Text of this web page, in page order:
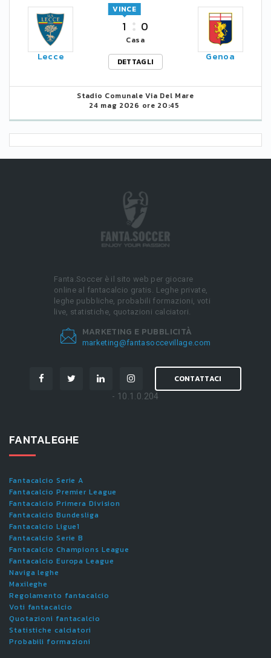
Lecce
1
VINCE
0
Casa
DETTAGLI
Genoa
Stadio Comunale Via Del Mare
24 mag 2026 ore 20:45
Fanta.Soccer è il sito web per giocare
online al fantacalcio gratis. Leghe private,
leghe pubbliche, probabili formazioni, voti
live, statistiche, quotazioni calciatori.
MARKETING E PUBBLICITÀ
marketing@fantasoccevillage.com
CONTATTACI
- 10.1.0.204
FANTALEGHE
Fantacalcio Serie A
Fantacalcio Premier League
Fantacalcio Primera Division
Fantacalcio Bundesliga
Fantacalcio Ligue1
Fantacalcio Serie B
Fantacalcio Champions League
Fantacalcio Europa League
Naviga leghe
Maxileghe
Regolamento fantacalcio
Voti fantacalcio
Quotazioni fantacalcio
Statistiche calciatori
Probabili formazioni